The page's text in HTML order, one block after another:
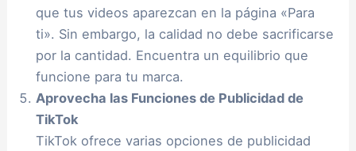
que tus videos aparezcan en la página «Para
ti». Sin embargo, la calidad no debe sacrificarse
por la cantidad. Encuentra un equilibrio que
funcione para tu marca.
Aprovecha las Funciones de Publicidad de
TikTok
TikTok ofrece varias opciones de publicidad